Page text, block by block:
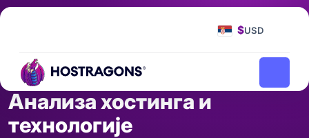
$USD
Анализа хостинга и
технологије